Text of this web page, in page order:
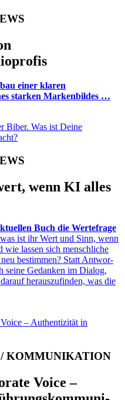
einer klaren
starken Markenbildes …
wenn KI alles
Buch die Werte­frage
ist ihr Wert und Sinn, wenn
lassen sich mensch­liche
be­stim­men? Statt Ant­wor­
seine Ge­danken im Dialog,
heraus­zu­finden, was die
/ KOMMUNIKATION
Voice –